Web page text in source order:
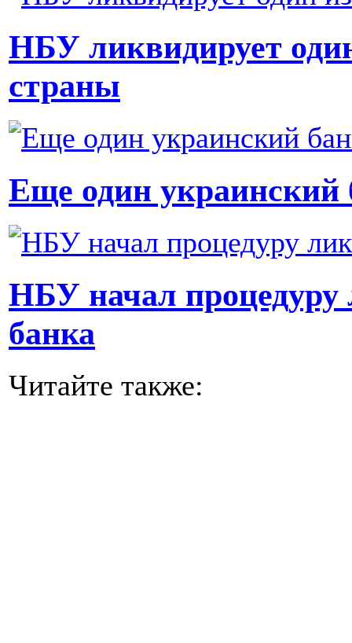
НБУ ликвидирует
страны
Еще один украинский
НБУ начал процедуру
банка
Читайте также: